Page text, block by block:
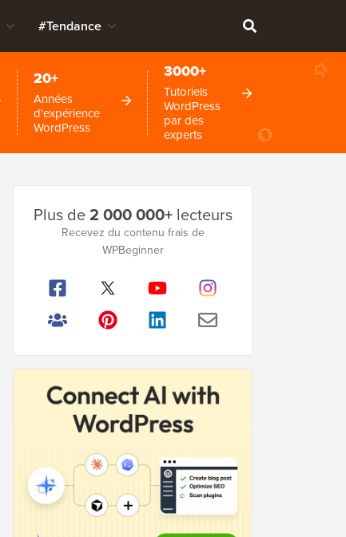
#Tendance
20+
Années
d'expérience
WordPress
3000+
Tutoriels
WordPress
par des
experts
latérale
Plus de2 000 000+lecteurs
Recevez du contenu frais de
WPBeginner